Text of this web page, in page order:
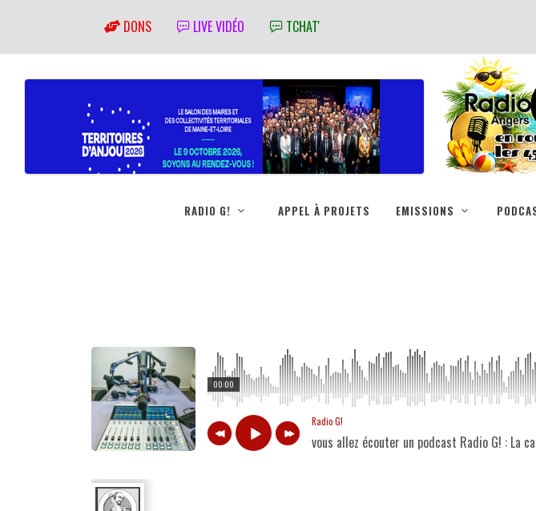
DONS LIVE VIDÉO TCHAT'
RADIO G! APPEL À PROJETS EMISSIONS
00:00
Radio G!
vous allez écouter un podcast Radio G! : La